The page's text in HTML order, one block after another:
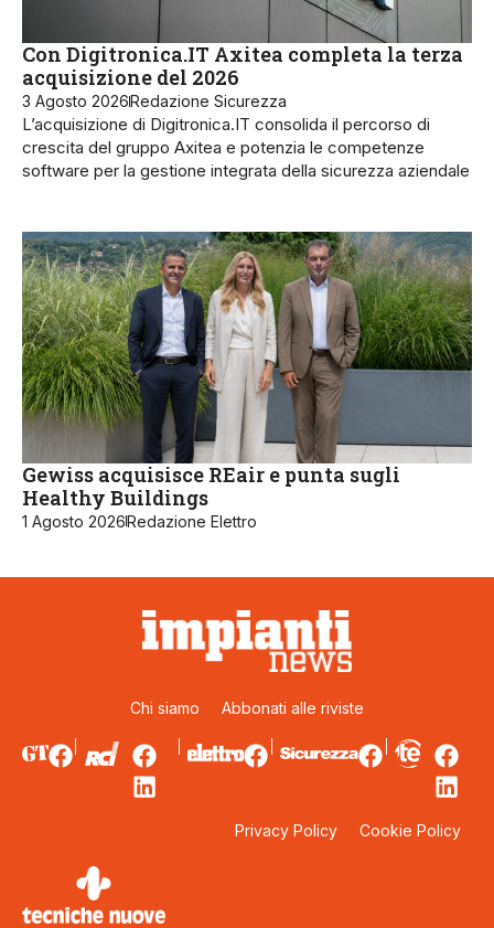
Con Digitronica.IT Axitea completa la terza
acquisizione del 2026
3 Agosto 2026Redazione Sicurezza
L’acquisizione di Digitronica.IT consolida il percorso di
crescita del gruppo Axitea e potenzia le competenze
software per la gestione integrata della sicurezza aziendale
Gewiss acquisisce REair e punta sugli
Healthy Buildings
1 Agosto 2026Redazione Elettro
Chi siamo Abbonati alle riviste
Privacy Policy Cookie Policy